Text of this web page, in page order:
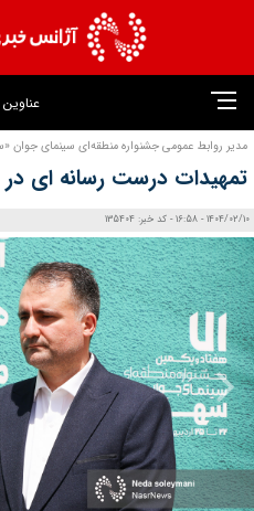
عناوین
مدیر روابط عمومی جشنواره منطقه‌ای سینمای جوان
تمهیدات درست رسانه ای در
1404/02/10 - 16:58 - کد خبر: 135404